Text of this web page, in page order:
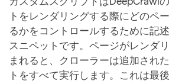
トをレンダリングする際にどのペ
るかをコントロールするために記
スニペットです。ページがレンダ
まれると、クローラーは追加され
トをすべて実行します。これは最